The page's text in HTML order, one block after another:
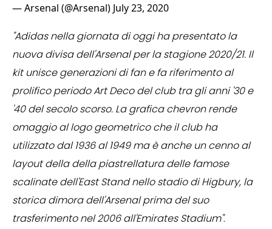
— Arsenal (@Arsenal) July 23, 2020
"Adidas nella giornata di oggi ha presentato la
nuova divisa dell'Arsenal per la stagione 2020/21. Il
kit unisce generazioni di fan e fa riferimento al
prolifico periodo Art Deco del club tra gli anni '30 e
'40 del secolo scorso. La grafica chevron rende
omaggio al logo geometrico che il club ha
utilizzato dal 1936 al 1949 ma è anche un cenno al
layout della della piastrellatura delle famose
scalinate dell'East Stand nello stadio di Higbury, la
storica dimora dell'Arsenal prima del suo
trasferimento nel 2006 all'Emirates Stadium".